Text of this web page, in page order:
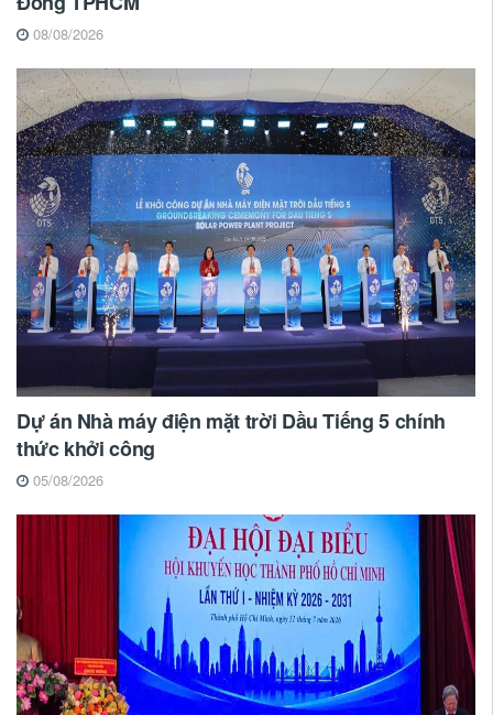
08/08/2026
Dự án Nhà máy điện mặt trời Dầu Tiếng 5 chính
thức khởi công
05/08/2026